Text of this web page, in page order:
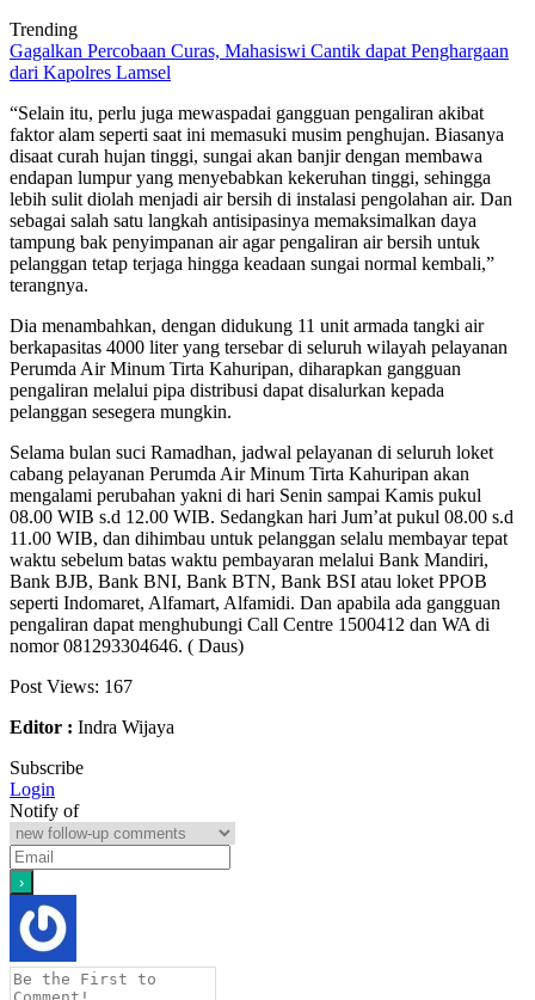
Trending
Gagalkan Percobaan Curas, Mahasiswi Cantik dapat Penghargaan
dari Kapolres Lamsel
“Selain itu, perlu juga mewaspadai gangguan pengaliran akibat
faktor alam seperti saat ini memasuki musim penghujan. Biasanya
disaat curah hujan tinggi, sungai akan banjir dengan membawa
endapan lumpur yang menyebabkan kekeruhan tinggi, sehingga
lebih sulit diolah menjadi air bersih di instalasi pengolahan air. Dan
sebagai salah satu langkah antisipasinya memaksimalkan daya
tampung bak penyimpanan air agar pengaliran air bersih untuk
pelanggan tetap terjaga hingga keadaan sungai normal kembali,”
terangnya.
Dia menambahkan, dengan didukung 11 unit armada tangki air
berkapasitas 4000 liter yang tersebar di seluruh wilayah pelayanan
Perumda Air Minum Tirta Kahuripan, diharapkan gangguan
pengaliran melalui pipa distribusi dapat disalurkan kepada
pelanggan sesegera mungkin.
Selama bulan suci Ramadhan, jadwal pelayanan di seluruh loket
cabang pelayanan Perumda Air Minum Tirta Kahuripan akan
mengalami perubahan yakni di hari Senin sampai Kamis pukul
08.00 WIB s.d 12.00 WIB. Sedangkan hari Jum’at pukul 08.00 s.d
11.00 WIB, dan dihimbau untuk pelanggan selalu membayar tepat
waktu sebelum batas waktu pembayaran melalui Bank Mandiri,
Bank BJB, Bank BNI, Bank BTN, Bank BSI atau loket PPOB
seperti Indomaret, Alfamart, Alfamidi. Dan apabila ada gangguan
pengaliran dapat menghubungi Call Centre 1500412 dan WA di
nomor 081293304646. ( Daus)
Post Views: 167
Editor : Indra Wijaya
Subscribe
Login
Notify of